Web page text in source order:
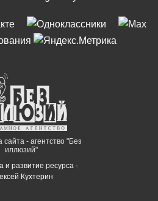
сайта - агентство "Без
иллюзий"
и развитие ресурса -
Кухтерин